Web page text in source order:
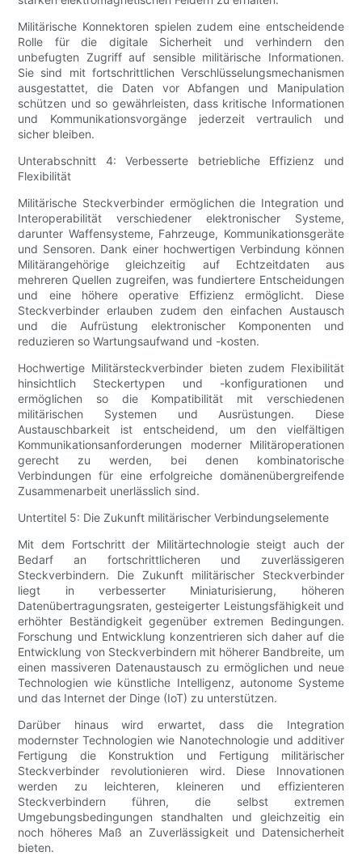
Militärische Konnektoren spielen zudem eine entscheidende
Rolle für die digitale Sicherheit und verhindern den
unbefugten Zugriff auf sensible militärische Informationen.
Sie sind mit fortschrittlichen Verschlüsselungsmechanismen
ausgestattet, die Daten vor Abfangen und Manipulation
schützen und so gewährleisten, dass kritische Informationen
und Kommunikationsvorgänge jederzeit vertraulich und
sicher bleiben.
Unterabschnitt 4: Verbesserte betriebliche Effizienz und
Flexibilität
Militärische Steckverbinder ermöglichen die Integration und
Interoperabilität verschiedener elektronischer Systeme,
darunter Waffensysteme, Fahrzeuge, Kommunikationsgeräte
und Sensoren. Dank einer hochwertigen Verbindung können
Militärangehörige gleichzeitig auf Echtzeitdaten aus
mehreren Quellen zugreifen, was fundiertere Entscheidungen
und eine höhere operative Effizienz ermöglicht. Diese
Steckverbinder erlauben zudem den einfachen Austausch
und die Aufrüstung elektronischer Komponenten und
reduzieren so Wartungsaufwand und -kosten.
Hochwertige Militärsteckverbinder bieten zudem Flexibilität
hinsichtlich Steckertypen und -konfigurationen und
ermöglichen so die Kompatibilität mit verschiedenen
militärischen Systemen und Ausrüstungen. Diese
Austauschbarkeit ist entscheidend, um den vielfältigen
Kommunikationsanforderungen moderner Militäroperationen
gerecht zu werden, bei denen kombinatorische
Verbindungen für eine erfolgreiche domänenübergreifende
Zusammenarbeit unerlässlich sind.
Untertitel 5: Die Zukunft militärischer Verbindungselemente
Mit dem Fortschritt der Militärtechnologie steigt auch der
Bedarf an fortschrittlicheren und zuverlässigeren
Steckverbindern. Die Zukunft militärischer Steckverbinder
liegt in verbesserter Miniaturisierung, höheren
Datenübertragungsraten, gesteigerter Leistungsfähigkeit und
erhöhter Beständigkeit gegenüber extremen Bedingungen.
Forschung und Entwicklung konzentrieren sich daher auf die
Entwicklung von Steckverbindern mit höherer Bandbreite, um
einen massiveren Datenaustausch zu ermöglichen und neue
Technologien wie künstliche Intelligenz, autonome Systeme
und das Internet der Dinge (IoT) zu unterstützen.
Darüber hinaus wird erwartet, dass die Integration
modernster Technologien wie Nanotechnologie und additiver
Fertigung die Konstruktion und Fertigung militärischer
Steckverbinder revolutionieren wird. Diese Innovationen
werden zu leichteren, kleineren und effizienteren
Steckverbindern führen, die selbst extremen
Umgebungsbedingungen standhalten und gleichzeitig ein
noch höheres Maß an Zuverlässigkeit und Datensicherheit
bieten.